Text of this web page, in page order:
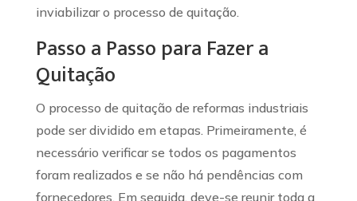
inviabilizar o processo de quitação.
Passo a Passo para Fazer a
Quitação
O processo de quitação de reformas industriais
pode ser dividido em etapas. Primeiramente, é
necessário verificar se todos os pagamentos
foram realizados e se não há pendências com
fornecedores. Em seguida, deve-se reunir toda a